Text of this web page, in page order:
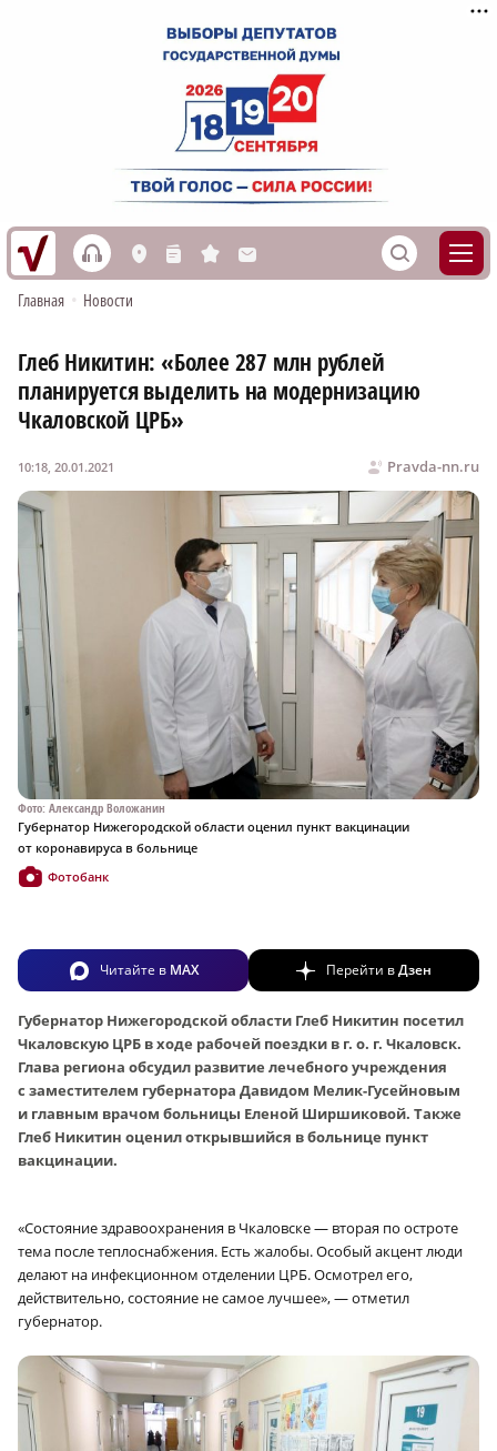
h L n s M S
Главная • Новости
Глеб Никитин: «Более 287 млн рублей
планируется выделить на модернизацию
Чкаловской ЦРБ»
Pravda-nn.ru
10:18, 20.01.2021
Фото: Александр Воложанин
Губернатор Нижегородской области оценил пункт вакцинации
от коронавируса в больнице
Фотобанк
Читайте в MAX Перейти вДзен
Губернатор Нижегородской области Глеб Никитин посетил
Чкаловскую ЦРБ в ходе рабочей поездки в г. о. г. Чкаловск.
Глава региона обсудил развитие лечебного учреждения
с заместителем губернатора Давидом Мелик-Гусейновым
и главным врачом больницы Еленой Ширшиковой. Также
Глеб Никитин оценил открывшийся в больнице пункт
вакцинации.
«Состояние здравоохранения в Чкаловске — вторая по остроте
тема после теплоснабжения. Есть жалобы. Особый акцент люди
делают на инфекционном отделении ЦРБ. Осмотрел его,
действительно, состояние не самое лучшее», — отметил
губернатор.